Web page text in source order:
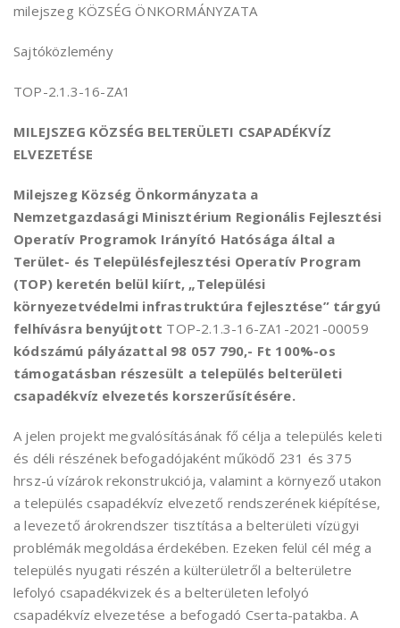
milejszeg KÖZSÉG ÖNKORMÁNYZATA
Sajtóközlemény
TOP-2.1.3-16-ZA1
MILEJSZEG KÖZSÉG BELTERÜLETI CSAPADÉKVÍZ
ELVEZETÉSE
Milejszeg Község Önkormányzata a
Nemzetgazdasági Minisztérium Regionális Fejlesztési
Operatív Programok Irányító Hatósága által a
Terület- és Településfejlesztési Operatív Program
(TOP) keretén belül kiírt, „Települési
környezetvédelmi infrastruktúra fejlesztése” tárgyú
felhívásra benyújtott TOP-2.1.3-16-ZA1-2021-00059
kódszámú pályázattal 98 057 790,- Ft 100%-os
támogatásban részesült a település belterületi
csapadékvíz elvezetés korszerűsítésére.
A jelen projekt megvalósításának fő célja a település keleti
és déli részének befogadójaként működő 231 és 375
hrsz-ú vízárok rekonstrukciója, valamint a környező utakon
a település csapadékvíz elvezető rendszerének kiépítése,
a levezető árokrendszer tisztítása a belterületi vízügyi
problémák megoldása érdekében. Ezeken felül cél még a
település nyugati részén a külterületről a belterületre
lefolyó csapadékvizek és a belterületen lefolyó
csapadékvíz elvezetése a befogadó Cserta-patakba. A